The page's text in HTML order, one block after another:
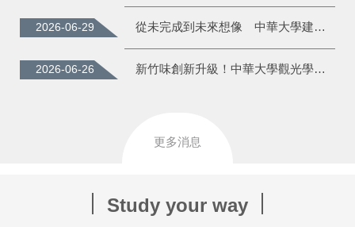
2026-06-29 從未完成到未來想像 中華大學建築系畢展以設計回應城市議題
2026-06-26 新竹味創新升級！中華大學觀光學院勇奪校園大廚金牌
更多消息
Study your way